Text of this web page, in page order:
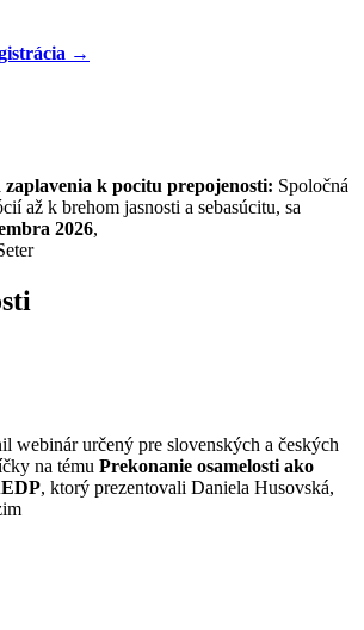
→
zaplavenia k pocitu prepojenosti: Spoločná
až k brehom jasnosti a sebasúcitu, sa
2026,
webinár určený pre slovenských a českých
na tému Prekonanie osamelosti ako
, ktorý prezentovali Daniela Husovská,